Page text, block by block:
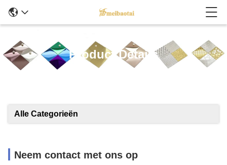
Product Details
Alle Categorieën
Neem contact met ons op